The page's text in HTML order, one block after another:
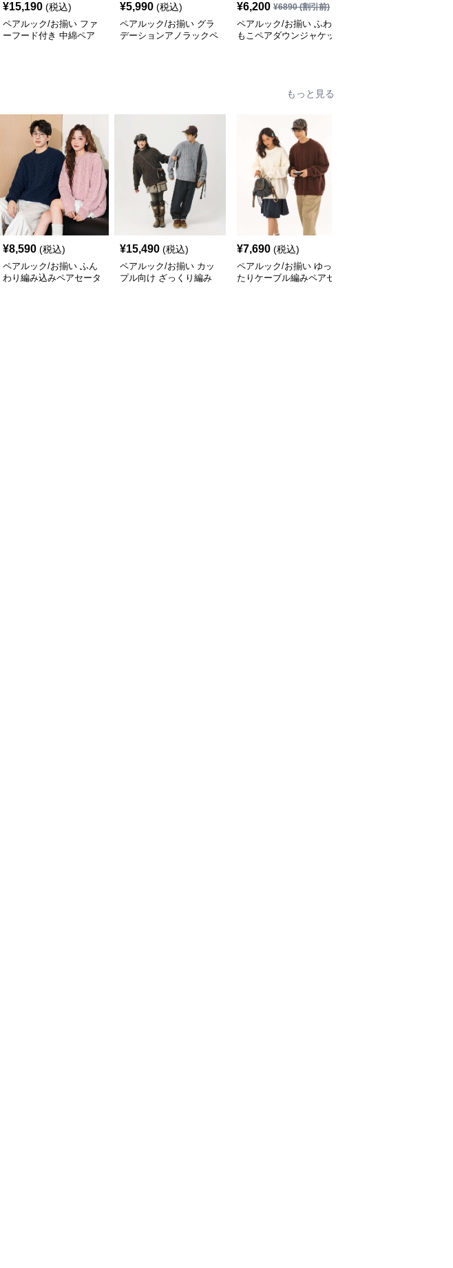
¥15,190 (税込)
ペアルック/お揃い ファ
ーフード付き 中綿ペア
¥5,990 (税込)
ペアルック/お揃い グラ
デーションアノラックペ
¥6,200 ¥6890(割引前)
ペアルック/お揃い ふわ
もこペアダウンジャケッ
もっと見る
¥8,590 (税込)
ペアルック/お揃い ふん
わり編み込みペアセータ
¥15,490 (税込)
ペアルック/お揃い カッ
プル向け ざっくり編み
¥7,690 (税込)
ペアルック/お揃い ゆっ
たりケーブル編みペアセ